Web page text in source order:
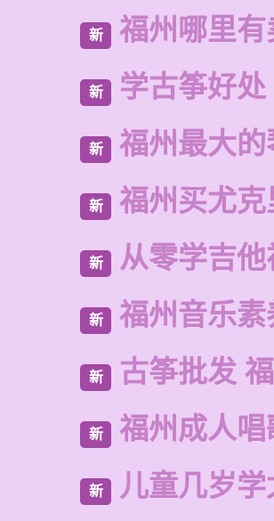
新 福州哪里
新 学古筝好
新 福州最大
新 福州买尤
新 从零学吉
新 福州音乐
新 古筝批发
新 福州成人
新 儿童几岁